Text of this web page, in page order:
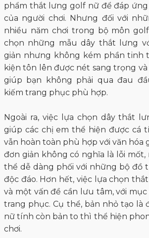
phẩm thắt lưng golf nữ để đáp
của người chơi. Nhưng đối với
nhiều năm chơi trong bộ môn
chọn những mẫu dây thắt lưng
giản nhưng không kém phần tinh
kiện tôn lên được nét sang trọng
giúp bạn không phải qua đau
kiếm trang phục phù hợp.
Ngoài ra, việc lựa chọn dây thắt
giúp các chị em thể hiện được cá
vẫn hoàn toàn phù hợp với văn hóa
đơn giản không có nghĩa là lỗi mốt,
thể dễ dàng phối với những bộ đồ
độc đáo. Hơn hết, việc lựa chọn
và một vấn đề cần lưu tâm, với
trang phục. Cụ thể, bản nhỏ tạo là
nữ tính còn bản to thì thể hiện
chơi.